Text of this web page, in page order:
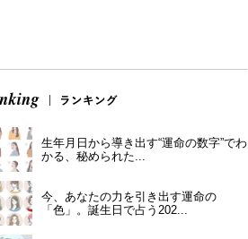
生年月日から導き出す“運命の数字”でわ
かる、秘められた...
今、あなたの力を引き出す運命の
「色」。誕生日で占う202...